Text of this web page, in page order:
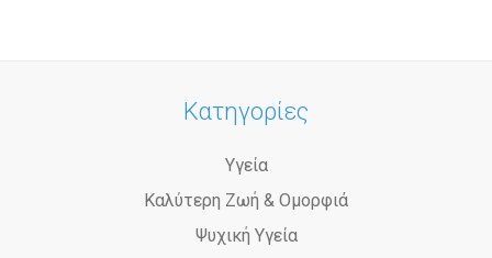
Κατηγορίες
Υγεία
Καλύτερη Ζωή & Ομορφιά
Ψυχική Υγεία